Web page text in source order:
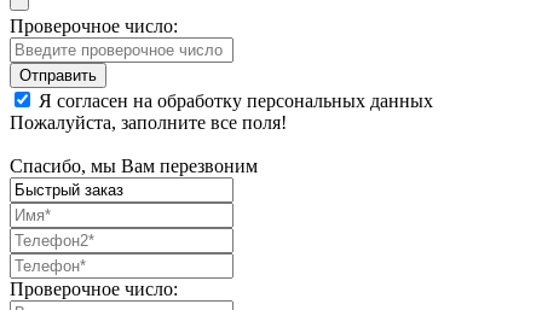
Проверочное число:
Я согласен на обработку персональных данных
Пожалуйста, заполните все поля!
Спасибо, мы Вам перезвоним
Проверочное число: